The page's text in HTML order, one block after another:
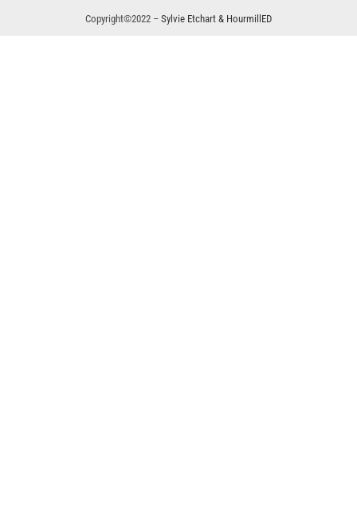
Copyright©2022 – Sylvie Etchart & HourmillED